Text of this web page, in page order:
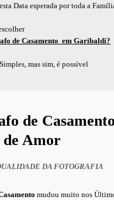
Data esperada por toda a
de Casamento em Garibaldi?
mas sim, é possível
de
de Amor
DA FOTOGRAFIA
mudou muito nos